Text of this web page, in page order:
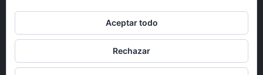
Aceptar todo
Rechazar